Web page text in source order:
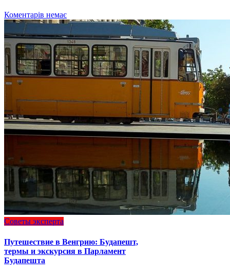
Коментарів немає
Советы эксперта
Путешествие в Венгрию: Будапешт,
термы и экскурсия в Парламент
Будапешта